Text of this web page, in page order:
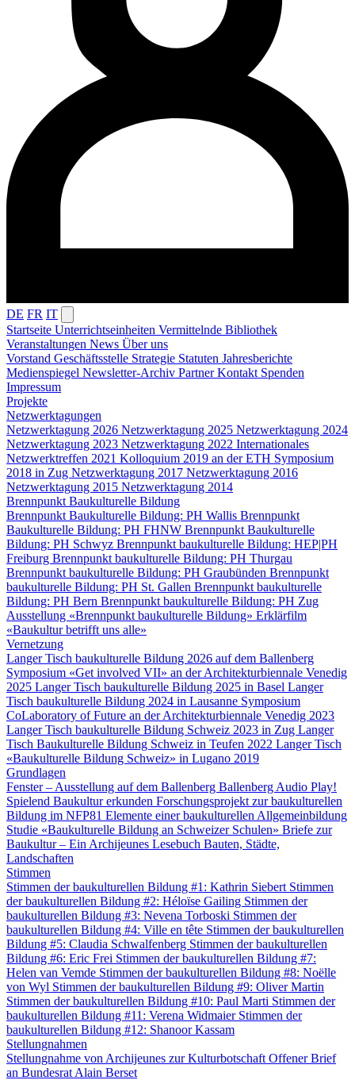
DE FR IT
Startseite Unterrichtseinheiten Vermittelnde Bibliothek
Veranstaltungen News Über uns
Vorstand Geschäftsstelle Strategie Statuten Jahresberichte
Medienspiegel Newsletter-Archiv PartnerKontakt Spenden
Impressum
Projekte
Netzwerktagungen
Netzwerktagung 2026 Netzwerktagung 2025 Netzwerktagung 2024
Netzwerktagung 2023 Netzwerktagung 2022 Internationales
Netzwerktreffen 2021 Kolloquium 2019 an der ETH Symposium
2018 in Zug Netzwerktagung 2017 Netzwerktagung 2016
Netzwerktagung 2015 Netzwerktagung 2014
Brennpunkt Baukulturelle Bildung
Brennpunkt Baukulturelle Bildung: PH Wallis Brennpunkt
Baukulturelle Bildung: PH FHNW Brennpunkt Baukulturelle
Bildung: PH Schwyz Brennpunkt baukulturelle Bildung: HEP|PH
Freiburg Brennpunkt baukulturelle Bildung: PH Thurgau
Brennpunkt baukulturelle Bildung: PH Graubünden Brennpunkt
baukulturelle Bildung: PH St. Gallen Brennpunkt baukulturelle
Bildung: PH Bern Brennpunkt baukulturelle Bildung: PH Zug
Ausstellung «Brennpunkt baukulturelle Bildung» Erklärfilm
«Baukultur betrifft uns alle»
Vernetzung
Langer Tisch baukulturelle Bildung 2026 auf dem Ballenberg
Symposium «Get involved VII» an der Architekturbiennale Venedig
2025 Langer Tisch baukulturelle Bildung 2025 in Basel Langer
Tisch baukulturelle Bildung 2024 in Lausanne Symposium
CoLaboratory of Future an der Architekturbiennale Venedig 2023
Langer Tisch baukulturelle Bildung Schweiz 2023 in Zug Langer
Tisch Baukulturelle Bildung Schweiz in Teufen 2022 Langer Tisch
«Baukulturelle Bildung Schweiz» in Lugano 2019
Grundlagen
Fenster – Ausstellung auf dem Ballenberg Ballenberg Audio Play!
Spielend Baukultur erkunden Forschungsprojekt zur baukulturellen
Bildung im NFP81 Elemente einer baukulturellen Allgemeinbildung
Studie «Baukulturelle Bildung an Schweizer Schulen» Briefe zur
Baukultur – Ein Archijeunes Lesebuch Bauten, Städte,
Landschaften
Stimmen
Stimmen der baukulturellen Bildung #1: Kathrin Siebert Stimmen
der baukulturellen Bildung #2: Héloïse Gailing Stimmen der
baukulturellen Bildung #3: Nevena Torboski Stimmen der
baukulturellen Bildung #4: Ville en tête Stimmen der baukulturellen
Bildung #5: Claudia Schwalfenberg Stimmen der baukulturellen
Bildung #6: Eric Frei Stimmen der baukulturellen Bildung #7:
Helen van Vemde Stimmen der baukulturellen Bildung #8: Noëlle
von Wyl Stimmen der baukulturellen Bildung #9: Oliver Martin
Stimmen der baukulturellen Bildung #10: Paul Marti Stimmen der
baukulturellen Bildung #11: Verena Widmaier Stimmen der
baukulturellen Bildung #12: Shanoor Kassam
Stellungnahmen
Stellungnahme von Archijeunes zur Kulturbotschaft Offener Brief
an Bundesrat Alain Berset